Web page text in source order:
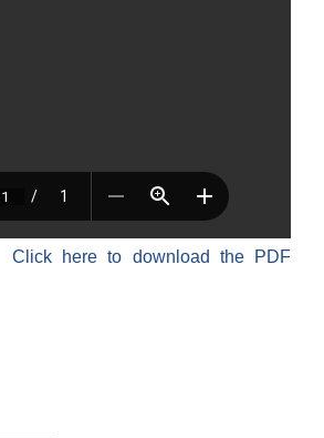
Click here to download the PDF